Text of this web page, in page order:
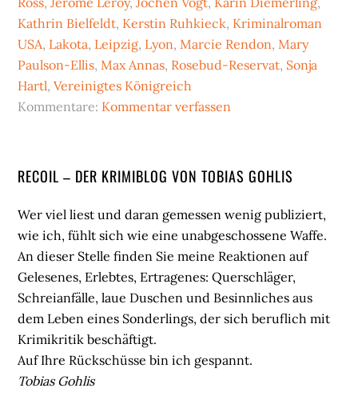
Kathrin Bielfeldt, Kerstin Ruhkieck, Kriminalroman
USA, Lakota, Leipzig, Lyon,Marcie Rendon,Mary
Paulson-Ellis,Max Annas, Rosebud-Reservat, Sonja
Hartl,Vereinigtes Königreich
Kommentare: Kommentar verfassen
Seitenspalte
RECOIL – DER KRIMIBLOG VON TOBIAS GOHLIS
Wer viel liest und daran gemessen wenig publiziert,
wie ich, fühlt sich wie eine unabgeschossene Waffe.
An dieser Stelle finden Sie meine Reaktionen auf
Gelesenes, Erlebtes, Ertragenes: Querschläger,
Schreianfälle, laue Duschen und Besinnliches aus
dem Leben eines Sonderlings, der sich beruflich mit
Krimikritik beschäftigt.
Auf Ihre Rückschüsse bin ich gespannt.
Tobias Gohlis